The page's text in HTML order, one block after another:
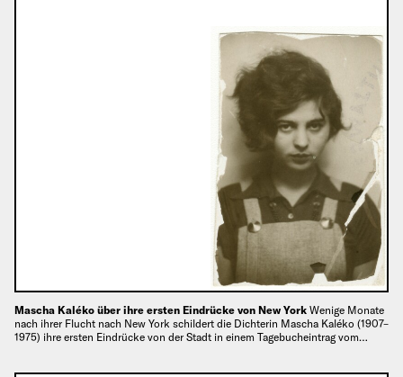
Mascha Kaléko über ihre ersten Eindrücke von New York Wenige Monate
nach ihrer Flucht nach New York schildert die Dichterin Mascha Kaléko (1907–
1975) ihre ersten Eindrücke von der Stadt in einem Tagebucheintrag vom…